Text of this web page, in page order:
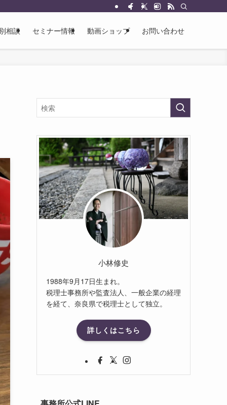
相談 セミナー情報 動画ショップ お問い合わせ
小林修史
1988年9月17日生まれ。
税理士事務所や監査法人、一般企業の経理
を経て、奈良県で税理士として独立。
詳しくはこちら